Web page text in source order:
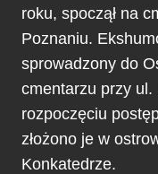
roku, spoczął na
Poznaniu.
sprowadzony do
cmentarzu przy
rozpoczęciu
złożono je w
Konkatedrze.